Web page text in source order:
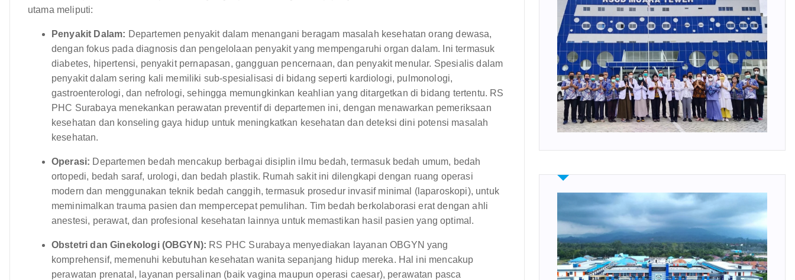
utama meliputi:
Penyakit Dalam: Departemen penyakit dalam menangani beragam masalah kesehatan orang dewasa,
dengan fokus pada diagnosis dan pengelolaan penyakit yang mempengaruhi organ dalam. Ini termasuk
diabetes, hipertensi, penyakit pernapasan, gangguan pencernaan, dan penyakit menular. Spesialis dalam
penyakit dalam sering kali memiliki sub-spesialisasi di bidang seperti kardiologi, pulmonologi,
gastroenterologi, dan nefrologi, sehingga memungkinkan keahlian yang ditargetkan di bidang tertentu. RS
PHC Surabaya menekankan perawatan preventif di departemen ini, dengan menawarkan pemeriksaan
kesehatan dan konseling gaya hidup untuk meningkatkan kesehatan dan deteksi dini potensi masalah
kesehatan.
Operasi: Departemen bedah mencakup berbagai disiplin ilmu bedah, termasuk bedah umum, bedah
ortopedi, bedah saraf, urologi, dan bedah plastik. Rumah sakit ini dilengkapi dengan ruang operasi
modern dan menggunakan teknik bedah canggih, termasuk prosedur invasif minimal (laparoskopi), untuk
meminimalkan trauma pasien dan mempercepat pemulihan. Tim bedah berkolaborasi erat dengan ahli
anestesi, perawat, dan profesional kesehatan lainnya untuk memastikan hasil pasien yang optimal.
Obstetri dan Ginekologi (OBGYN): RS PHC Surabaya menyediakan layanan OBGYN yang
komprehensif, memenuhi kebutuhan kesehatan wanita sepanjang hidup mereka. Hal ini mencakup
perawatan prenatal, layanan persalinan (baik vagina maupun operasi caesar), perawatan pasca